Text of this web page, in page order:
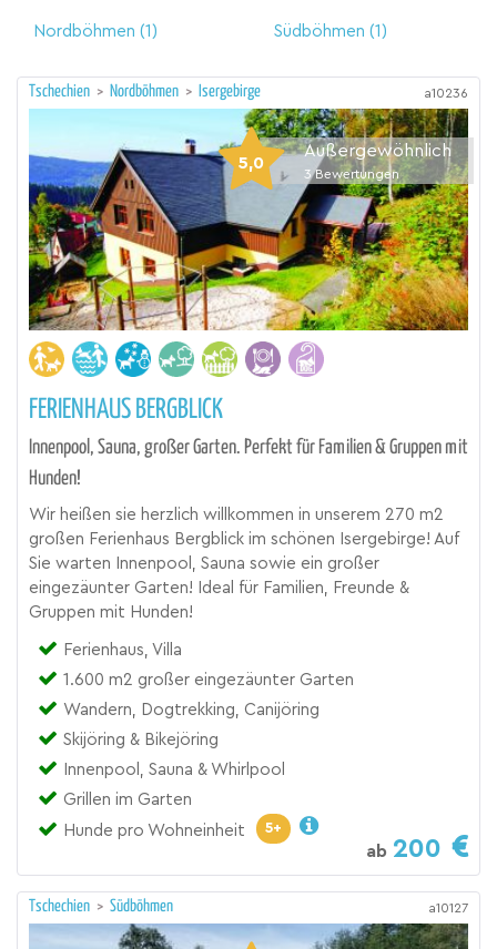
Nordböhmen (1) Südböhmen (1)
Tschechien > Nordböhmen > Isergebirge a10236
5,0
Außergewöhnlich
3 Bewertungen
FERIENHAUS BERGBLICK
Innenpool, Sauna, großer Garten. Perfekt für Familien & Gruppen mit
Hunden!
Wir heißen sie herzlich willkommen in unserem 270 m2
großen Ferienhaus Bergblick im schönen Isergebirge! Auf
Sie warten Innenpool, Sauna sowie ein großer
eingezäunter Garten! Ideal für Familien, Freunde &
Gruppen mit Hunden!
Ferienhaus, Villa
1.600 m2 großer eingezäunter Garten
Wandern, Dogtrekking, Canijöring
Skijöring & Bikejöring
Innenpool, Sauna & Whirlpool
Grillen im Garten
Hunde pro Wohneinheit
5+
ab 200
Tschechien > Südböhmen a10127